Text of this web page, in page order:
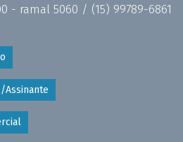
- ramal 5060 / (15) 99789-6861
Assinante